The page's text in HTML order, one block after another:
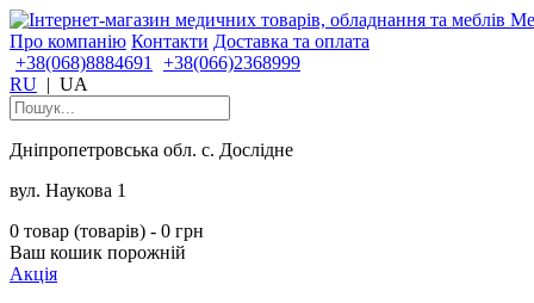
Про компанію Контакти Доставка та оплата
+38(068)8884691
+38(066)2368999
RU | UA
Дніпропетровська обл. с. Дослідне
вул. Наукова 1
0 товар (товарів) - 0 грн
Ваш кошик порожній
Акція